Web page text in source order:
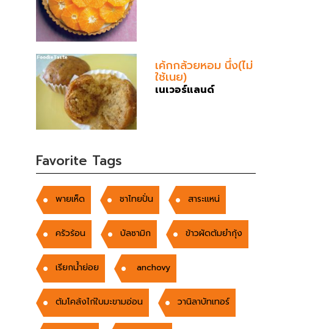
เค้กกล้วยหอม นึ่ง(ไม่
ใช้เนย)
เนเวอร์แลนด์
Favorite Tags
พายเห็ด ชาไทยปั่น สาระแหน่
ครัวร้อน บัลซามิก ข้าวผัดต้มยำกุ้ง
เรียกน้ำย่อย anchovy
ต้มโคล้งไก่ใบมะขามอ่อน วานิลาบัทเทอร์